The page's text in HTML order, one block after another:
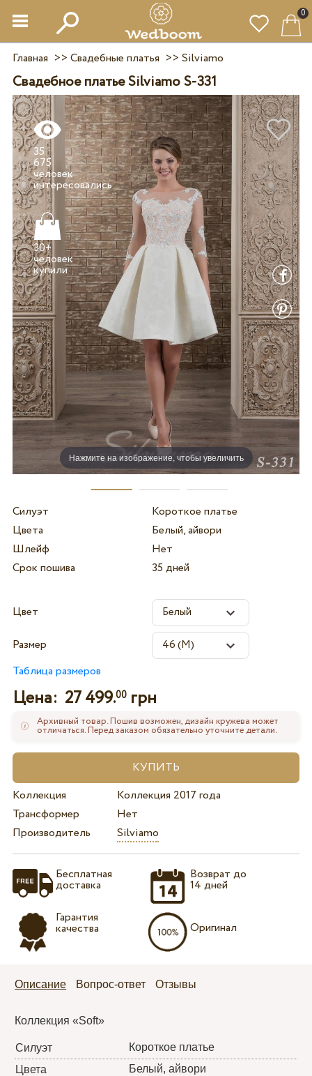
0
Главная >> Свадебные платья >> Silviamo
Свадебное платье Silviamo S-331
Нажмите на изображение, чтобы увеличить
35
675
человек
интересовались
30+
человек
купили
Силуэт
Короткое платье
Цвета
Белый, айвори
Шлейф
Нет
Срок пошива
35 дней
Цвет
Размер
Таблица размеров
Цена: 27 499.00грн
Архивный товар. Пошив возможен, дизайн кружева может
отличаться. Перед заказом обязательно уточните детали.
Коллекция
Коллекция 2017 года
Трансформер
Нет
Производитель
Silviamo
Бесплатная
доставка
Гарантия
качества
Возврат до
14 дней
Оригинал
Описание Вопрос-ответ Отзывы
Коллекция «Soft»
Силуэт
Короткое платье
Цвета
Белый, айвори